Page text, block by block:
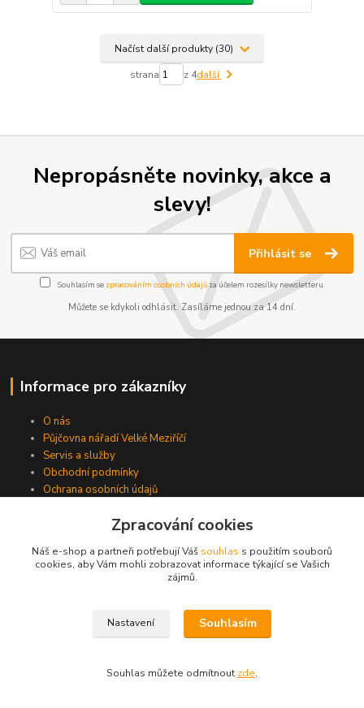
Načíst další produkty (30)
strana z 4další
Nepropásněte novinky, akce a
slevy!
Přihlásit se
Souhlasím se zpracováním osobních údajůza účelem rozesílky newsletteru.
Můžete se kdykoli odhlásit. Zasíláme jednou za 14 dní.
Informace pro zákazníky
O nás
Půjčovna nářadí Velké Meziříčí
Servis a služby
Obchodní podmínky
Ochrana osobních údajů
Velké Meziříčí, 594 01
Zpracování cookies
Náš e-shop a partneři potřebují Váš souhlas s použitím souborů
cookies, aby Vám mohli zobrazovat informace týkající se Vašich
zájmů.
Nastavení Souhlasím
Souhlas můžete odmítnout zde.